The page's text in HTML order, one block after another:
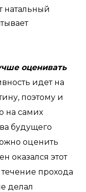
натальный
оценивать
идет на
поэтому и
на самих
будущего
оценить
оказался этот
прохода
делал